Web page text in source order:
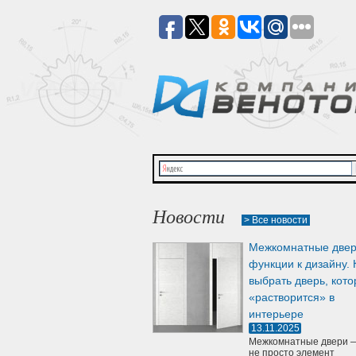
Новости > Все новости
Межкомнатные
функции к дизайну.
выбрать дверь,
«растворится» в
интерьере
13.11.2025
Межкомнатные двери
не просто элемент